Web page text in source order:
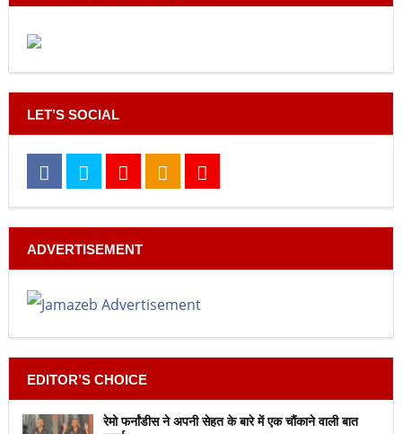
LET’S SOCIAL
ADVERTISEMENT
EDITOR’S CHOICE
रेमो फर्नांडीस ने अपनी सेहत के बारे में एक चौंकाने वाली बात